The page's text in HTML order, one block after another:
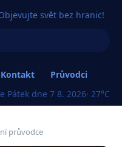
svět bez hranic!
Kontakt
Průvodci
Pátek dne 7 8. 2026· 27°C
průvodce